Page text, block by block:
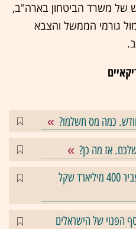
משרד הביטחון בארה"ב,
גורמי הממשל והצבא
אז מה כן?
חשיפת גלובס: נתניהו דורש להעביר 400 מיליארד שקל
הפנוי של הישראלים